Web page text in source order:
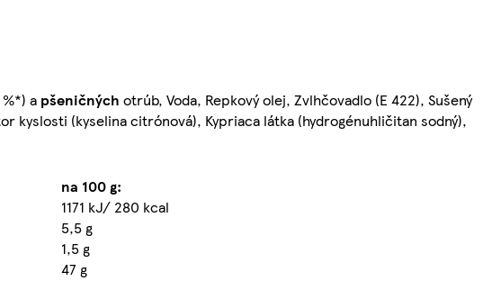
a pšeničných otrúb, Voda, Repkový olej, Zvlhčovadlo (E 422), Sušený
kyslosti (kyselina citrónová), Kypriaca látka (hydrogénuhličitan sodný),
na 100 g:
1171 kJ/ 280 kcal
5,5 g
1,5 g
47 g